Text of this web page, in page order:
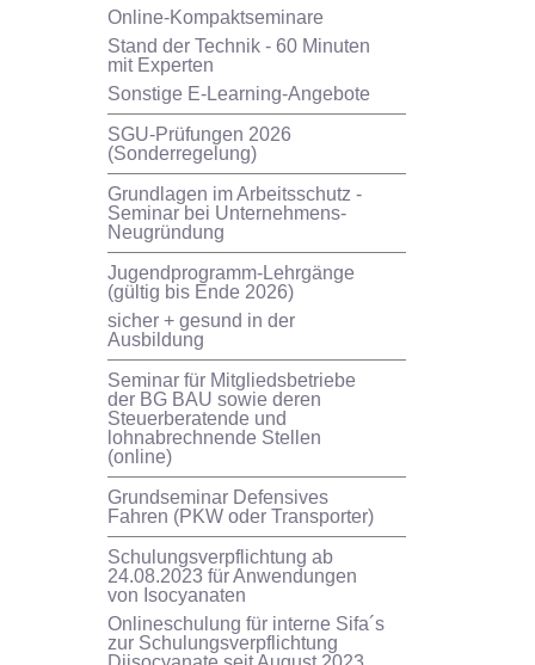
Online-Kompaktseminare
Stand der Technik - 60 Minuten
mit Experten
Sonstige E-Learning-Angebote
SGU-Prüfungen 2026
(Sonderregelung)
Grundlagen im Arbeitsschutz -
Seminar bei Unternehmens-
Neugründung
Jugendprogramm-Lehrgänge
(gültig bis Ende 2026)
sicher + gesund in der
Ausbildung
Seminar für Mitgliedsbetriebe
der BG BAU sowie deren
Steuerberatende und
lohnabrechnende Stellen
(online)
Grundseminar Defensives
Fahren (PKW oder Transporter)
Schulungsverpflichtung ab
24.08.2023 für Anwendungen
von Isocyanaten
Onlineschulung für interne Sifa´s
zur Schulungsverpflichtung